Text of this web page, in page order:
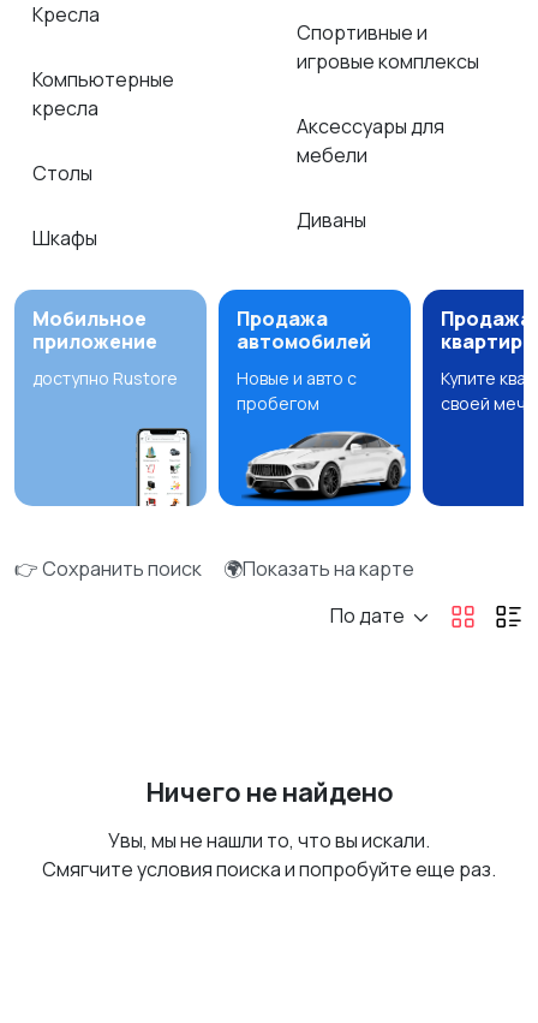
Кресла
Компьютерные
кресла
Столы
Шкафы
Спортивные и
игровые комплексы
Аксессуары для
мебели
Диваны
Мобильное
приложение
доступно Rustore
Продажа
автомобилей
Новые и авто с
пробегом
Продажа
квартир
Купите
своей
👉 Сохранить поиск
🌍Показать на карте
По дате
Ничего не найдено
Увы, мы не нашли то, что вы искали.
Смягчите условия поиска и попробуйте еще раз.